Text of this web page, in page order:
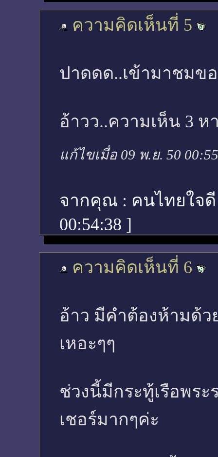
ความคิดเห็นที่ 5
ปาดดด..เข้ามาชมข
อ้าวว..ความเห็น 3 ห
แก้ไขเมื่อ 09 พ.ย. 50
จากคุณ : คนไทยใจ
00:54:38 ]
ความคิดเห็นที่ 6
อ้าว มีคำต้องห้ามด้ว
เหอะๆๆ
ช่วงนี้มีกระทู้เรือพร
เชอร์มากๆค่ะ